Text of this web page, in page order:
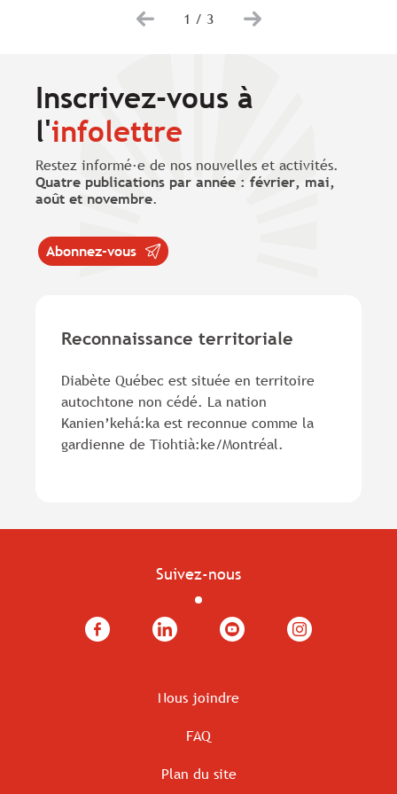
1 / 3
Inscrivez-vous à
l'infolettre
Restez informé·e de nos nouvelles et activités.
Quatre publications par année : février, mai,
août et novembre.
Abonnez-vous
Reconnaissance territoriale
Diabète Québec est située en territoire
autochtone non cédé. La nation
Kanien’kehá:ka est reconnue comme la
gardienne de Tiohtià:ke/Montréal.
Suivez-nous
Facebook LinkedIn YouTube Instagram
Nous joindre
FAQ
Plan du site